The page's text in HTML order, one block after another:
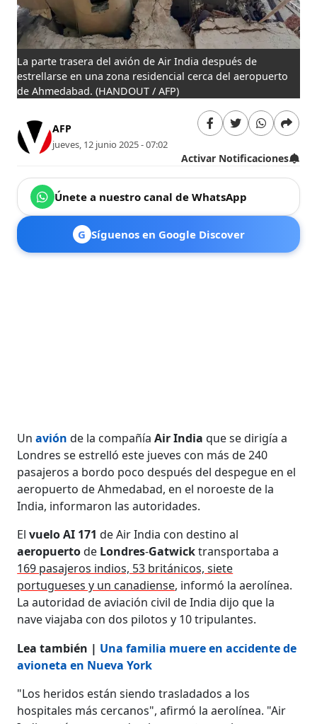
La parte trasera del avión de Air India después de
estrellarse en una zona residencial cerca del aeropuerto
de Ahmedabad. (HANDOUT / AFP)
AFP
jueves, 12 junio 2025 - 07:02
Activar Notificaciones
Únete a nuestro canal de WhatsApp
G Síguenos en Google Discover
Unavión de la compañíaAir India que se dirigía a
Londres se estrelló este jueves con más de 240
pasajeros a bordo poco después del despegue en el
aeropuerto de Ahmedabad, en el noroeste de la
India, informaron las autoridades.
Elvuelo AI 171 de Air India con destino al
aeropuertode Londres-Gatwicktransportaba a
169 pasajeros indios, 53 británicos, siete
portugueses y un canadiense, informó la aerolínea.
La autoridad de aviación civil de India dijo que la
nave viajaba con dos pilotos y 10 tripulantes.
Lea también | Una familia muere en accidente de
avioneta en Nueva York
"Los heridos están siendo trasladados a los
hospitales más cercanos", afirmó la aerolínea. "Air